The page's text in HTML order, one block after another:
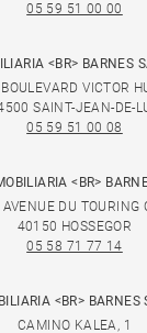
05 59 51 00 00
<BR> BARNES
VICTOR
SAINT-JEAN-DE-
05 59 51 00 08
<BR>
DU TOURING
40150 HOSSEGOR
05 58 71 77 14
<BR> BARNES
CAMINO KALEA, 1